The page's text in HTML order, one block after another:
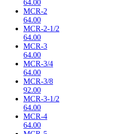
64.00
MCR-2
64.00
MCR-2-1/2
64.00
MCR-3
64.00
MCR-3/4
64.00
MCR-3/8
92.00
MCR-3-1/2
64.00
MCR-4
64.00